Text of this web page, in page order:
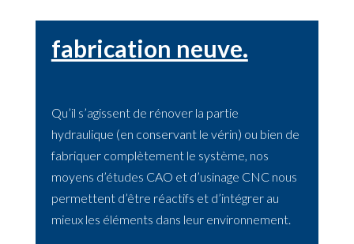
fabrication neuve.
Qu’il s’agissent de rénover la partie
hydraulique (en conservant le vérin) ou bien de
fabriquer complètement le système, nos
moyens d’études CAO et d’usinage CNC nous
permettent d’être réactifs et d’intégrer au
mieux les éléments dans leur environnement.